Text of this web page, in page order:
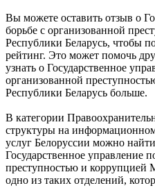
Вы можете оставить отзыв о
борьбе с организованной
Республики Беларусь, чтобы
рейтинг. Это может помочь
узнать о Государственное
организованной
Республики Беларусь больше.
В категории
структуры на
услуг Белоруссии можно
Государственное управление
преступностью и коррупцией
одно из таких отделений,